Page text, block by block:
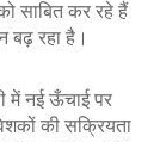
साबित कर रहे हैं
बढ़ रहा है।
में नई ऊँचाई पर
की सक्रियता